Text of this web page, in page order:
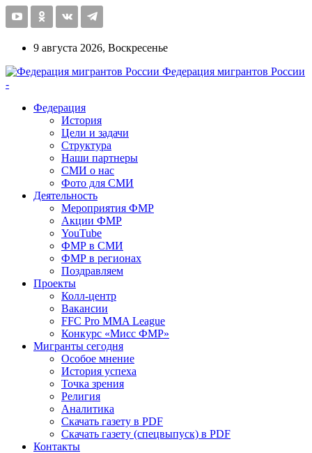
9 августа 2026, Воскресенье
Федерация мигрантов России
-
Федерация
История
Цели и задачи
Структура
Наши партнеры
СМИ о нас
Фото для СМИ
Деятельность
Мероприятия ФМР
Акции ФМР
YouTube
ФМР в СМИ
ФМР в регионах
Поздравляем
Проекты
Колл-центр
Вакансии
FFC Pro MMA League
Конкурс «Мисс ФМР»
Мигранты сегодня
Особое мнение
История успеха
Точка зрения
Религия
Аналитика
Скачать газету в PDF
Скачать газету (спецвыпуск) в PDF
Контакты